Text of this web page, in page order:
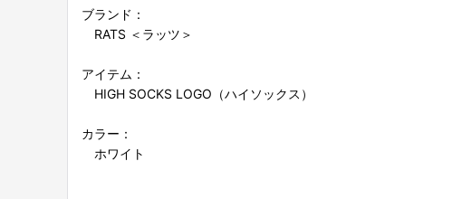
ブランド：
RATS ＜ラッツ＞
アイテム：
HIGH SOCKS LOGO（ハイソックス）
カラー：
ホワイト